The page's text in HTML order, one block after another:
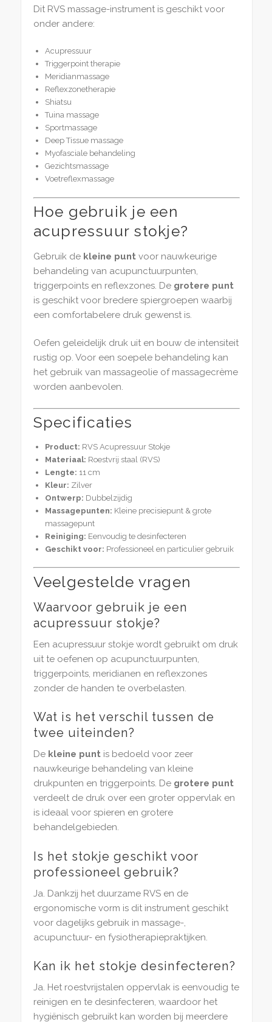
Dit RVS massage-instrument is geschikt voor
onder andere:
Acupressuur
Triggerpoint therapie
Meridianmassage
Reflexzonetherapie
Shiatsu
Tuina massage
Sportmassage
Deep Tissue massage
Myofasciale behandeling
Gezichtsmassage
Voetreflexmassage
Hoe gebruik je een
acupressuur stokje?
Gebruik de kleine puntvoor nauwkeurige
behandeling van acupunctuurpunten,
triggerpoints en reflexzones. De grotere punt
is geschikt voor bredere spiergroepen waarbij
een comfortabelere druk gewenst is.
Oefen geleidelijk druk uit en bouw de intensiteit
rustig op. Voor een soepele behandeling kan
het gebruik van massageolie of massagecrème
worden aanbevolen.
Specificaties
Product: RVS Acupressuur Stokje
Materiaal: Roestvrij staal (RVS)
Lengte: 11 cm
Kleur: Zilver
Ontwerp: Dubbelzijdig
Massagepunten: Kleine precisiepunt & grote
massagepunt
Reiniging: Eenvoudig te desinfecteren
Geschikt voor: Professioneel en particulier gebruik
Veelgestelde vragen
Waarvoor gebruik je een
acupressuur stokje?
Een acupressuur stokje wordt gebruikt om druk
uit te oefenen op acupunctuurpunten,
triggerpoints, meridianen en reflexzones
zonder de handen te overbelasten.
Wat is het verschil tussen de
twee uiteinden?
De kleine puntis bedoeld voor zeer
nauwkeurige behandeling van kleine
drukpunten en triggerpoints. De grotere punt
verdeelt de druk over een groter oppervlak en
is ideaal voor spieren en grotere
behandelgebieden.
Is het stokje geschikt voor
professioneel gebruik?
Ja. Dankzij het duurzame RVS en de
ergonomische vorm is dit instrument geschikt
voor dagelijks gebruik in massage-,
acupunctuur- en fysiotherapiepraktijken.
Kan ik het stokje desinfecteren?
Ja. Het roestvrijstalen oppervlak is eenvoudig te
reinigen en te desinfecteren, waardoor het
hygiënisch gebruikt kan worden bij meerdere